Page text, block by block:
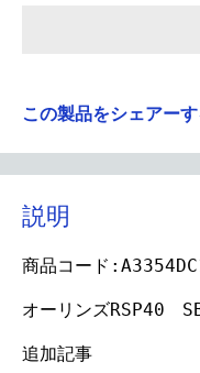
この製品をシェアー
説明
商品コード
オーリンズRSP40
追加記事